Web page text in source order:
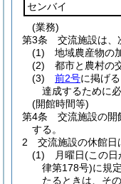
センバイ
(業務)
第3条
交流施設は、
(1)
地域農産物の
(2)
都市と農村の
(3)
前2号に掲げ
達成するために
(開館時間等)
第4条
交流施設の開
する。
2
交流施設の休館日
(1)
月曜日(この日
律第178号)に規
たるときは、そ